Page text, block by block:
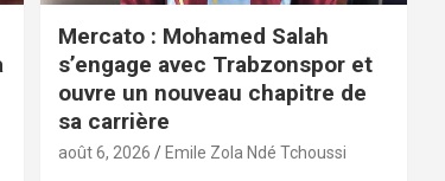
Mercato : Mohamed Salah
s’engage avec Trabzonspor et
ouvre un nouveau chapitre de
sa carrière
août 6, 2026 Emile Zola Ndé Tchoussi